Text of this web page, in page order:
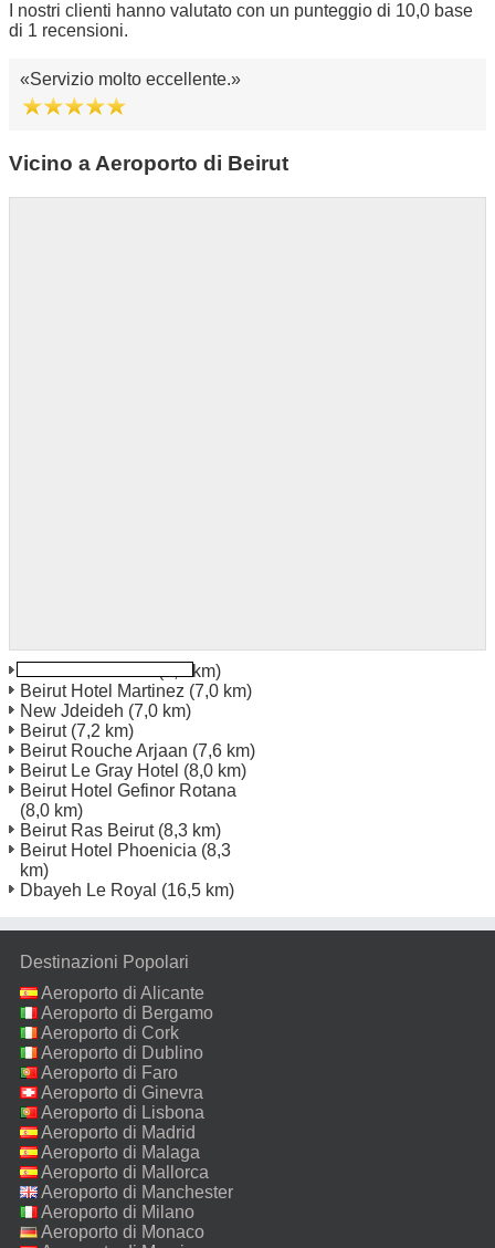
I nostri clienti hanno valutato con un punteggio di 10,0 base
di 1 recensioni.
Servizio molto eccellente.
Vicino a Aeroporto di Beirut
(7,0 km)
Beirut Hotel Martinez (7,0 km)
New Jdeideh (7,0 km)
Beirut(7,2 km)
Beirut Rouche Arjaan (7,6 km)
Beirut Le Gray Hotel (8,0 km)
Beirut Hotel Gefinor Rotana
(8,0 km)
Beirut Ras Beirut(8,3 km)
Beirut Hotel Phoenicia (8,3
km)
Dbayeh Le Royal (16,5 km)
Destinazioni Popolari
Aeroporto di Alicante
Aeroporto di Bergamo
Aeroporto di Cork
Aeroporto di Dublino
Aeroporto di Faro
Aeroporto di Ginevra
Aeroporto di Lisbona
Aeroporto di Madrid
Aeroporto di Malaga
Aeroporto di Mallorca
Aeroporto di Manchester
Aeroporto di Milano
Malpensa
Aeroporto di Monaco